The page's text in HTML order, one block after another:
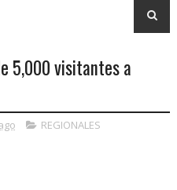
5,000 visitantes a
REGIONALES